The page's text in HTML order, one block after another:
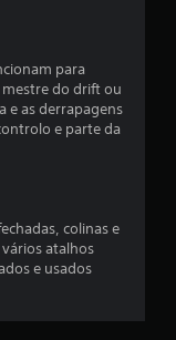
c
l
s
s
para
do drift ou
e as derrapagens
e parte da
colinas e
atalhos
e usados